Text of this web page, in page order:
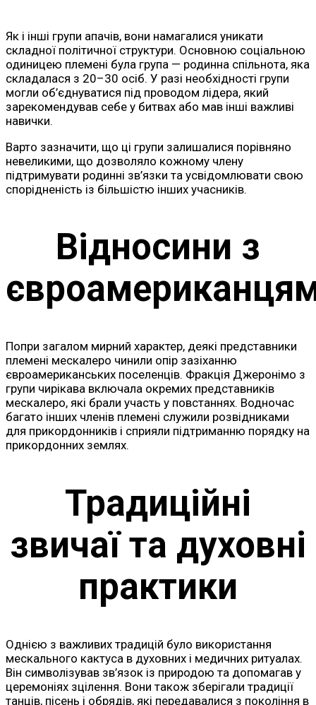
Як і інші групи апачів, вони намагалися уникати
складної політичної структури. Основною соціальною
одиницею племені була група — родинна спільнота, яка
складалася з 20–30 осіб. У разі необхідності групи
могли об’єднуватися під проводом лідера, який
зарекомендував себе у битвах або мав інші важливі
навички.
Варто зазначити, що ці групи залишалися порівняно
невеликими, що дозволяло кожному члену
підтримувати родинні зв’язки та усвідомлювати свою
спорідненість із більшістю інших учасників.
Відносини з
Попри загалом мирний характер, деякі представники
племені мескалеро чинили опір зазіханню
євроамериканських поселенців. Фракція Джеронімо з
групи чирікава включала окремих представників
мескалеро, які брали участь у повстаннях. Водночас
багато інших членів племені служили розвідниками
для прикордонників і сприяли підтриманню порядку на
прикордонних землях.
Традиційні
звичаї та духовні
практики
Однією з важливих традицій було використання
мескального кактуса в духовних і медичних ритуалах.
Він символізував зв’язок із природою та допомагав у
церемоніях зцілення. Вони також зберігали традиції
танців, пісень і обрядів, які передавалися з покоління в